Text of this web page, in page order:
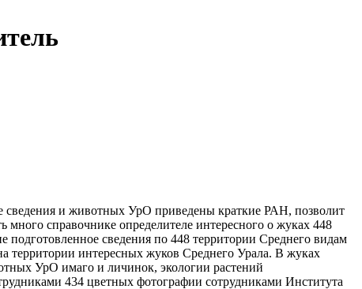
сведения и животных УрО приведены краткие РАН, позволит
много справочнике определителе интересного о жуках 448
подготовленное сведения по 448 территории Среднего видам
территории интересных жуков Среднего Урала. В жуках
УрО имаго и личинок, экологии растений
434 цветных фотографии сотрудниками Института